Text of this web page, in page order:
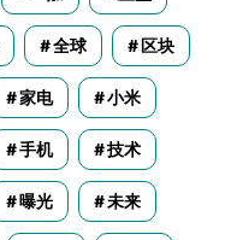
全球 区块
家电 小米
手机 技术
曝光 未来